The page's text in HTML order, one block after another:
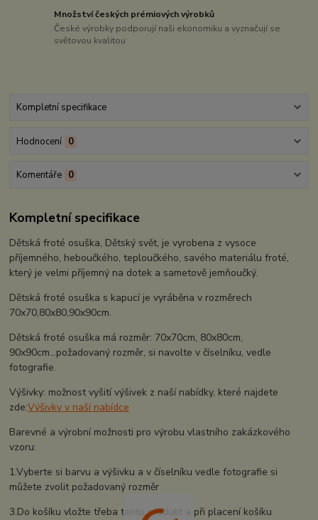
Množství českých prémiových výrobků
České výrobky podporují naši ekonomiku a vyznačují se
světovou kvalitou
Kompletní specifikace
Hodnocení 0
Komentáře 0
Kompletní specifikace
Dětská froté osuška, Dětský svět, je vyrobena z vysoce
příjemného, heboučkého, teploučkého, savého materiálu froté,
který je velmi příjemný na dotek a sametově jemňoučký.
Dětská froté osuška s kapucí je vyráběna v rozměrech
70x70,80x80,90x90cm.
Dětská froté osuška má rozměr: 70x70cm, 80x80cm,
90x90cm...požadovaný rozměr, si navolte v číselníku, vedle
fotografie.
Výšivky: možnost vyšití výšivek z naší nabídky, které najdete
zde:Výšivky v naší nabídce
Barevné a výrobní možnosti pro výrobu vlastního zakázkového
vzoru:
1.Vyberte si barvu a výšivku a v číselníku vedle fotografie si
můžete zvolit požadovaný rozměr
3.Do košíku vložte třeba tento produkt a při placení košíku